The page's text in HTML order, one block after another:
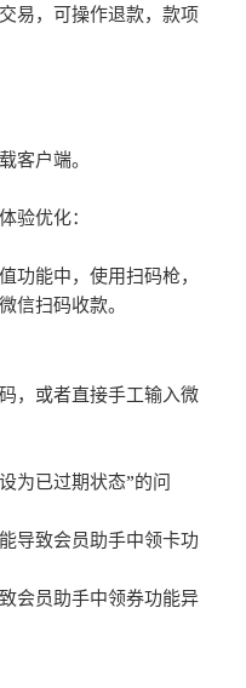
易，可操作退款，款项
客户端。
验优化：
功能中，使用扫码枪，
信扫码收款。
，或者直接手工输入微
为已过期状态”的问
导致会员助手中领卡功
会员助手中领券功能异